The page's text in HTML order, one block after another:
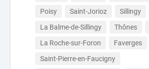
Poisy
Saint-Jorioz
Sillingy
La Balme-de-Sillingy
Thônes
La Roche-sur-Foron
Faverges
Saint-Pierre-en-Faucigny